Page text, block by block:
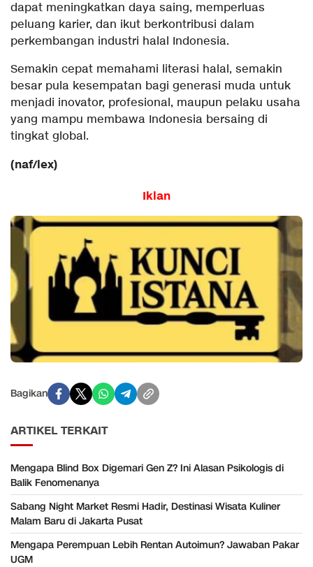
dapat meningkatkan daya saing, memperluas
peluang karier, dan ikut berkontribusi dalam
perkembangan industri halal Indonesia.
Semakin cepat memahami literasi halal, semakin
besar pula kesempatan bagi generasi muda untuk
menjadi inovator, profesional, maupun pelaku usaha
yang mampu membawa Indonesia bersaing di
tingkat global.
(naf/lex)
Iklan
Bagikan
ARTIKEL TERKAIT
Mengapa Blind Box Digemari Gen Z? Ini Alasan Psikologis di
Balik Fenomenanya
Sabang Night Market Resmi Hadir, Destinasi Wisata Kuliner
Malam Baru di Jakarta Pusat
Mengapa Perempuan Lebih Rentan Autoimun? Jawaban Pakar
UGM